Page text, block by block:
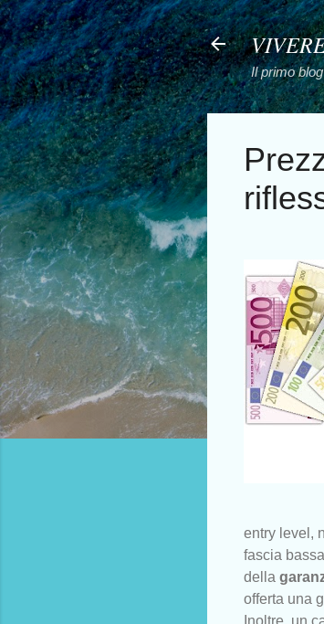
Il primo
entry level,
fascia
della
offerta una
Inoltre, un